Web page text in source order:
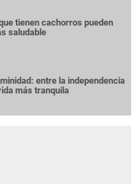
tienen cachorros pueden
saludable
entre la independencia
más tranquila